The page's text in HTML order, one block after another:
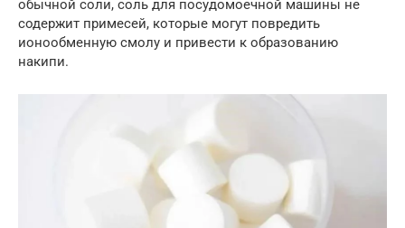
обычной соли, соль для посудомоечной машины не
содержит примесей, которые могут повредить
ионообменную смолу и привести к образованию
накипи.